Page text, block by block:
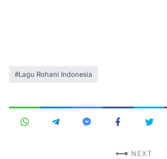
Lagu Rohani Indonesia
NEXT